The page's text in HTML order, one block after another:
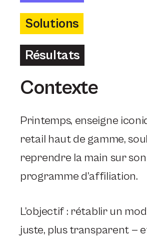
Solutions
Résultats
Contexte
Printemps, enseigne
retail haut de gamme,
reprendre la main sur son
programme d’affiliation.
L’objectif : rétablir un
juste, plus transparent —